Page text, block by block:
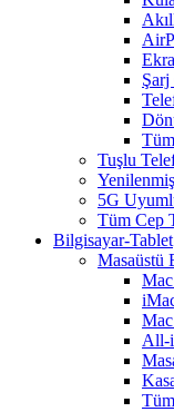
Şarj
Tuşlu
5G
Tüm Cep
Bilgisayar-Tablet
Masaüstü
All-